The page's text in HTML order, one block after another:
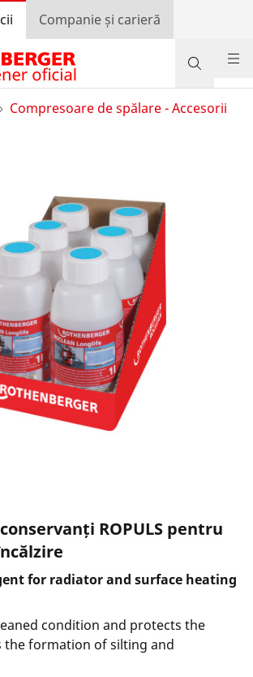
Companie și carieră
Compresoare de spălare - Accesorii
ROPULS pentru
for radiator and surface heating
condition and protects the
the formation of silting and